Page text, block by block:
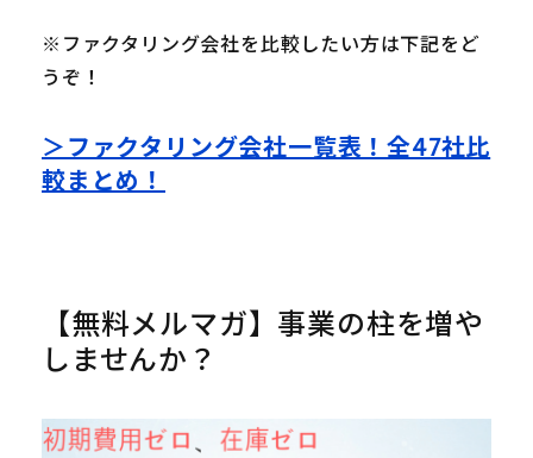
※ファクタリング会社を比較したい方は下記をど
うぞ！
＞ファクタリング会社一覧表！全47社比
較まとめ！
【無料メルマガ】事業の柱を増や
しませんか？